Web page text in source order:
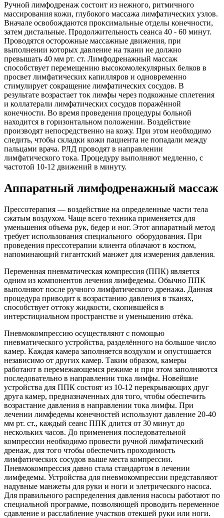
Ручной лимфодренаж состоит из нежного, ритмичного
массирования кожи, глубокого массажа лимфатических узлов.
Вначале освобождаются проксимальные отделы конечности,
затем дистальные. Продолжительность сеанса 40 - 60 минут.
Проводятся осторожные массажные движения, при
выполнении которых давление на ткани не должно
превышать 40 мм рт. ст. Лимфодренажный массаж
способствует перемещению высокомолекулярных белков в
просвет лимфатических капилляров и одновременно
стимулирует сокращение лимфатических сосудов. В
результате возрастает ток лимфы через подкожные сплетения
и коллатерали лимфатических сосудов поражённой
конечности. Во время проведения процедуры больной
находится в горизонтальном положении. Воздействие
производят непосредственно на кожу. При этом необходимо
следить, чтобы складки кожи пациента не попадали между
пальцами врача. РЛД проводят в направлении
лимфатического тока. Процедуру выполняют медленно, с
частотой 10-12 движений в минуту.
Аппаратный лимфодренажный массаж
Прессотерапия — воздействие на определенные части тела
сжатым воздухом. Чаще всего техника применяется для
уменьшения объема рук, бедер и ног. Этот аппаратный метод
требует использования специального оборудования. При
проведения прессотерапии клиента облачают в костюм,
напоминающий гигантский манжет для измерения давления.
Переменная пневматическая компрессия (ППК) является
одним из компонентов лечения лимфедемы. Обычно ППК
выполняют после ручного лимфатического дренажа. Данная
процедура приводит к возрастанию давления в тканях,
способствует оттоку жидкости, скопившейся в
интерстициальном пространстве и уменьшению отёка.
Пневмокомпрессию осуществляют с помощью
пневматического устройства, разделённого на большое число
камер. Каждая камера заполняется воздухом и опустошается
независимо от других камер. Таким образом, камеры
работают в перемежающемся режиме и при этом заполняются
последовательно в направлении тока лимфы. Новейшие
устройства для ППК состоят из 10-12 перекрывающих друг
друга камер, предназначенных для того, чтобы обеспечить
возрастание давления в направлении тока лимфы. При
лечении лимфедемы конечностей используют давление 20-40
мм рт. ст., каждый сеанс ППК длится от 30 минут до
нескольких часов. До применения последовательной
компрессии необходимо провести ручной лимфатический
дренаж, для того чтобы обеспечить проходимость
лимфатических сосудов выше места компрессии.
Пневмокомпрессия давно стала стандартом в лечении
лимфедемы. Устройства для пневмокомпрессии представляют
надувные манжеты для руки и ноги и элетрического насоса.
Для правильного распределения давления насосы работают по
специальной программе, позволяющей проводить переменное
сдавление и расслабление участков отекшей руки или ноги.